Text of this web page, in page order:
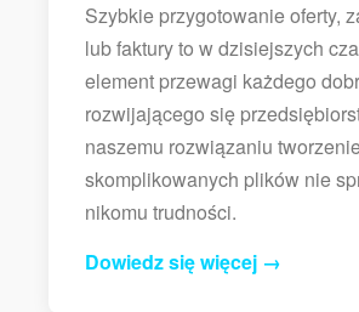
Szybkie przygotowanie oferty,
lub faktury to w dzisiejszych
element przewagi każdego
rozwijającego się
naszemu rozwiązaniu
skomplikowanych plików nie
nikomu trudności.
Dowiedz się więcej →